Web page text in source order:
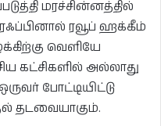
மரச்சின்னத்தில்
ரவூப் ஹக்கீம்
வெளியே
கட்சிகளில் அல்லாது
போட்டியிட்டு
தடவையாகும்.